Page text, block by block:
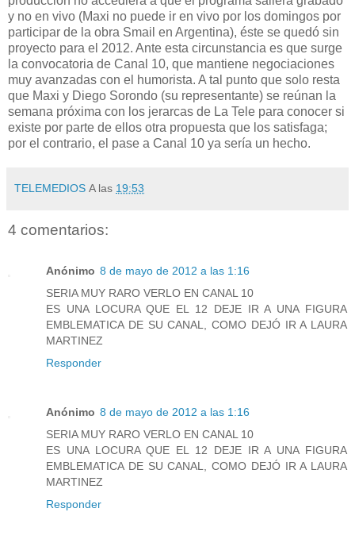
y no en vivo (Maxi no puede ir en vivo por los domingos por
participar de la obra Smail en Argentina), éste se quedó sin
proyecto para el 2012. Ante esta circunstancia es que surge
la convocatoria de Canal 10, que mantiene negociaciones
muy avanzadas con el humorista. A tal punto que solo resta
que Maxi y Diego Sorondo (su representante) se reúnan la
semana próxima con los jerarcas de La Tele para conocer si
existe por parte de ellos otra propuesta que los satisfaga;
por el contrario, el pase a Canal 10 ya sería un hecho.
TELEMEDIOS A las 19:53
4 comentarios:
Anónimo 8 de mayo de 2012 a las 1:16
SERIA MUY RARO VERLO EN CANAL 10
ES UNA LOCURA QUE EL 12 DEJE IR A UNA FIGURA
EMBLEMATICA DE SU CANAL, COMO DEJÓ IR A LAURA
MARTINEZ
Responder
Anónimo 8 de mayo de 2012 a las 1:16
SERIA MUY RARO VERLO EN CANAL 10
ES UNA LOCURA QUE EL 12 DEJE IR A UNA FIGURA
EMBLEMATICA DE SU CANAL, COMO DEJÓ IR A LAURA
MARTINEZ
Responder